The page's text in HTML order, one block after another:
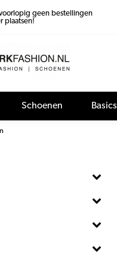
geen bestellingen
plaatsen!
Schoenen Basics